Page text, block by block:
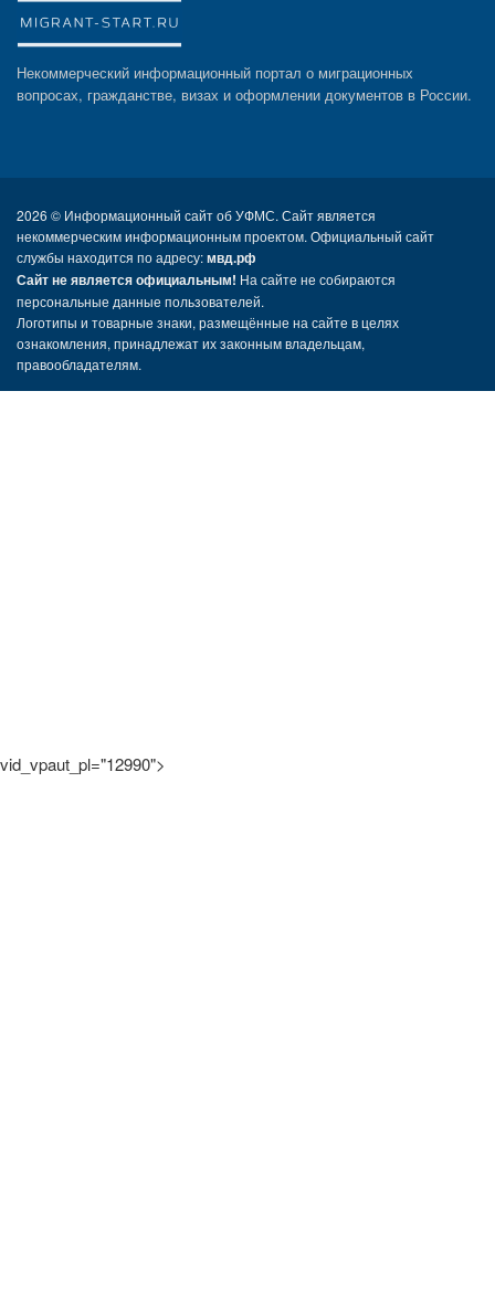
Некоммерческий информационный портал о миграционных
вопросах, гражданстве, визах и оформлении документов в России.
2026 © Информационный сайт об УФМС. Сайт является
некоммерческим информационным проектом. Официальный сайт
службы находится по адресу:мвд.рф
Сайт не является официальным! На сайте не собираются
персональные данные пользователей.
Логотипы и товарные знаки, размещённые на сайте в целях
ознакомления, принадлежат их законным владельцам,
правообладателям.
vid_vpaut_pl="12990">